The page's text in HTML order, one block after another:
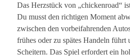
Das Herzstück von „chickenroad“
Du musst den richtigen Moment
zwischen den vorbeifahrenden
frühes oder zu spätes Handeln
Scheitern. Das Spiel erfordert ein